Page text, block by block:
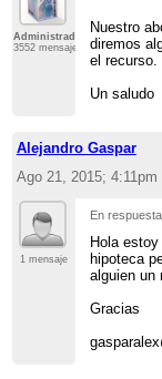
Administrador
3552 mensajes
Nuestro
diremos
el recurso.
Un saludo
Alejandro Gaspar
Ago 21, 2015; 4:11pm
1 mensaje
En
Hola
hipoteca
alguien un
Gracias